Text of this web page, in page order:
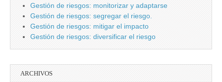
Gestión de riesgos: monitorizar y adaptarse
Gestión de riesgos: segregar el riesgo.
Gestión de riesgos: mitigar el impacto
Gestión de riesgos: diversificar el riesgo
ARCHIVOS